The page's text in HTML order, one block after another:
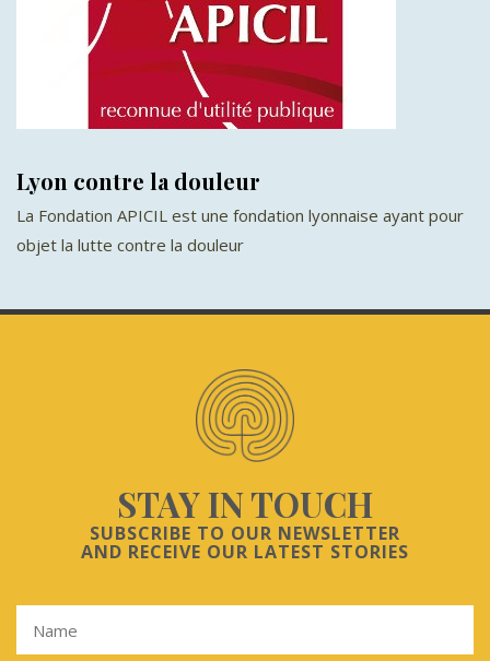
Lyon contre la douleur
La Fondation APICIL est une fondation lyonnaise ayant pour
objet la lutte contre la douleur
STAY IN TOUCH
SUBSCRIBE TO OUR NEWSLETTER
AND RECEIVE OUR LATEST STORIES